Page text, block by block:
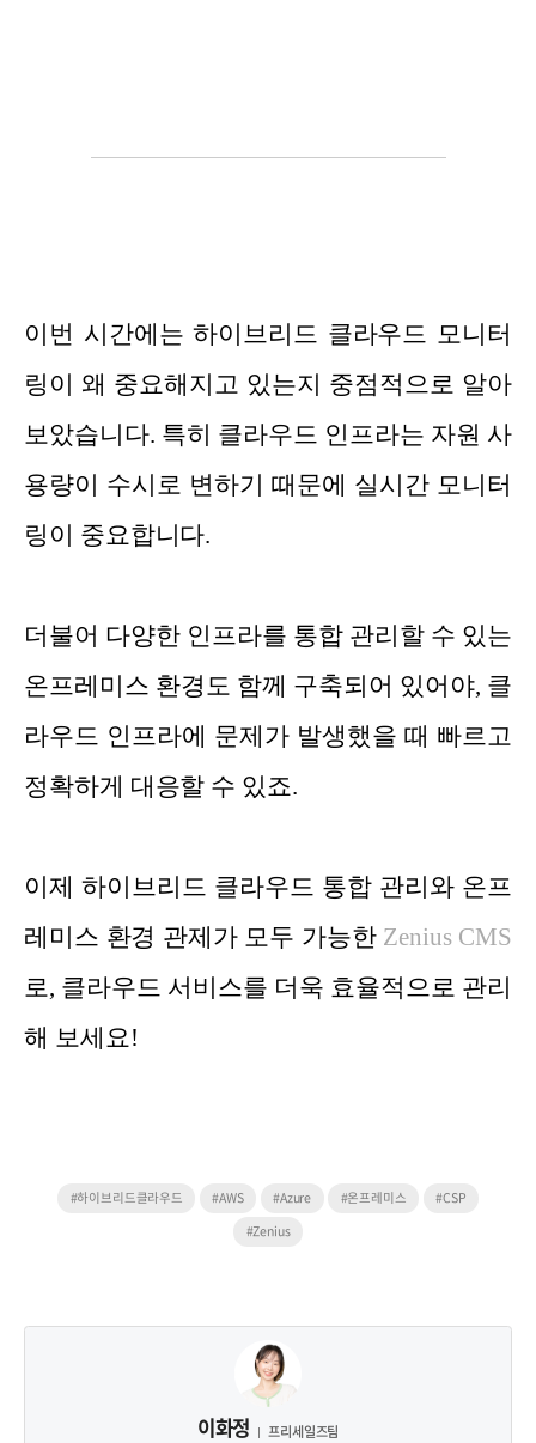
이번 시간에는 하이브리드 클라우드 모니터
링이 왜 중요해지고 있는지 중점적으로 알아
보았습니다. 특히 클라우드 인프라는 자원 사
용량이 수시로 변하기 때문에 실시간 모니터
링이 중요합니다.
더불어 다양한 인프라를 통합 관리할 수 있는
온프레미스 환경도 함께 구축되어 있어야, 클
라우드 인프라에 문제가 발생했을 때 빠르고
정확하게 대응할 수 있죠.
이제 하이브리드 클라우드 통합 관리와 온프
레미스 환경 관제가 모두 가능한 Zenius CMS
로, 클라우드 서비스를 더욱 효율적으로 관리
해 보세요!
#하이브리드클라우드 #AWS #Azure #온프레미스
#CSP
#Zenius
이화정 프리세일즈팀